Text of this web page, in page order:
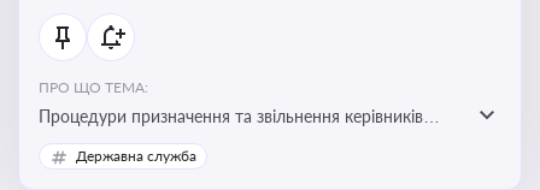
ПРО ЩО ТЕМА:
Процедури призначення та звільнення керівників
установ та підприємств
Державна служба